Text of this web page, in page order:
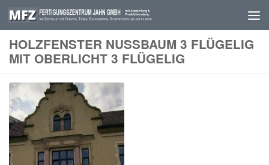
Skip to content
HOLZFENSTER NUSSBAUM 3 FLÜGELIG
MIT OBERLICHT 3 FLÜGELIG